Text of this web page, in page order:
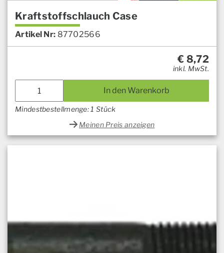
Kraftstoffschlauch Case
Artikel Nr: 87702566
€ 8,72
inkl. MwSt.
In den Warenkorb
Mindestbestellmenge: 1 Stück
Meinen Preis anzeigen